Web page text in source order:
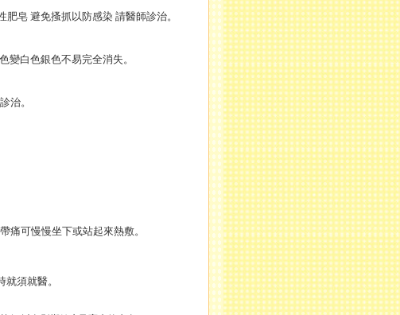
皂 避免搔抓以防感染 請醫師診治。
變白色銀色不易完全消失。
治。
痛可慢慢坐下或站起來熱敷。
須就醫。